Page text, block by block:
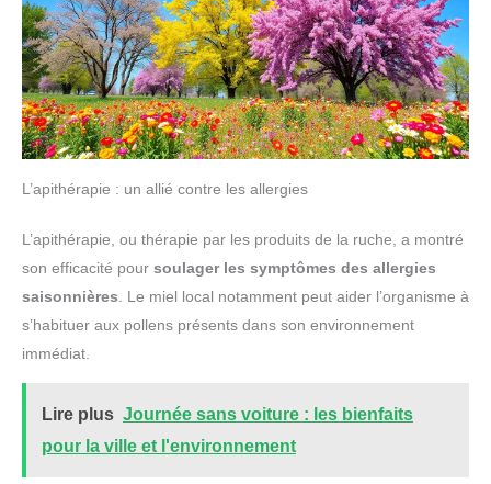
L’apithérapie : un allié contre les allergies
L’apithérapie, ou thérapie par les produits de la ruche, a montré
son efficacité pour soulager les symptômes des allergies
saisonnières . Le miel local notamment peut aider l’organisme à
s’habituer aux pollens présents dans son environnement
immédiat.
Lire plus Journée sans voiture : les bienfaits
pour la ville et l'environnement